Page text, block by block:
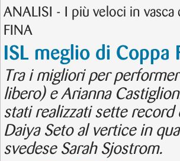
ANALISI - I più veloci in
FINA
ISL meglio di Coppa
Tra i migliori per
libero) e Arianna
stati realizzati sette
Daiya Seto al vertice in
svedese Sarah Sjostrom.